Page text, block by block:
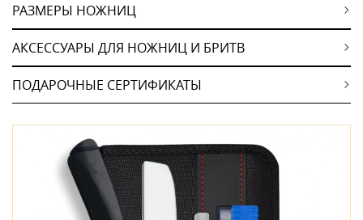
РАЗМЕРЫ НОЖНИЦ
АКСЕССУАРЫ ДЛЯ НОЖНИЦ И БРИТВ
ПОДАРОЧНЫЕ СЕРТИФИКАТЫ